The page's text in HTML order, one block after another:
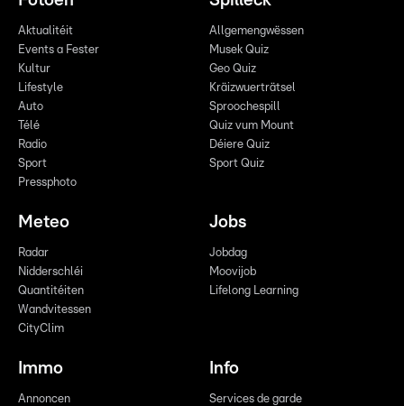
Aktualitéit
Events a Fester
Kultur
Lifestyle
Auto
Télé
Radio
Sport
Pressphoto
Allgemengwëssen
Musek Quiz
Geo Quiz
Kräizwuerträtsel
Sproochespill
Quiz vum Mount
Déiere Quiz
Sport Quiz
Meteo
Radar
Nidderschléi
Quantitéiten
Wandvitessen
CityClim
Jobs
Jobdag
Moovijob
Lifelong Learning
Immo
Annoncen
Info
Services de garde